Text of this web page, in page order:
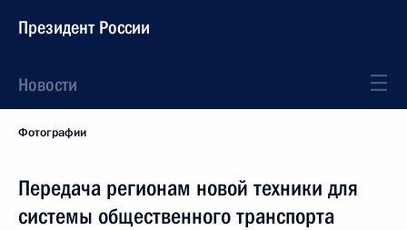
Президент России
Новости
Фотографии
Передача регионам новой техники для
системы общественного транспорта